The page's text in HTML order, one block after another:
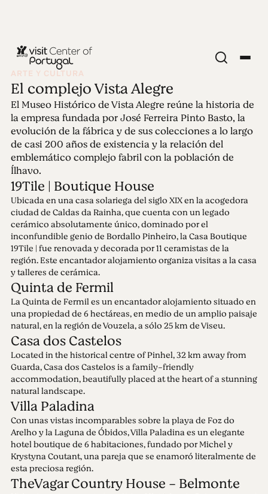
Edición 30 - El
complejo Vista
Alegre
27.09.2021 • 03.10.2021
ARTE Y CULTURA
El complejo Vista Alegre
El Museo Histórico de Vista Alegre reúne la historia de
la empresa fundada por José Ferreira Pinto Basto, la
evolución de la fábrica y de sus colecciones a lo largo
de casi 200 años de existencia y la relación del
emblemático complejo fabril con la población de
Ílhavo.
19Tile | Boutique House
Ubicada en una casa solariega del siglo XIX en la acogedora
ciudad de Caldas da Rainha, que cuenta con un legado
cerámico absolutamente único, dominado por el
inconfundible genio de Bordallo Pinheiro, la Casa Boutique
19Tile | fue renovada y decorada por 11 ceramistas de la
región. Este encantador alojamiento organiza visitas a la casa
y talleres de cerámica.
Quinta de Fermil
La Quinta de Fermil es un encantador alojamiento situado en
una propiedad de 6 hectáreas, en medio de un amplio paisaje
natural, en la región de Vouzela, a sólo 25 km de Viseu.
Casa dos Castelos
Located in the historical centre of Pinhel, 32 km away from
Guarda, Casa dos Castelos is a family-friendly
accommodation, beautifully placed at the heart of a stunning
natural landscape.
Villa Paladina
Con unas vistas incomparables sobre la playa de Foz do
Arelho y la Laguna de Óbidos, Villa Paladina es un elegante
hotel boutique de 6 habitaciones, fundado por Michel y
Krystyna Coutant, una pareja que se enamoró literalmente de
esta preciosa región.
TheVagar Country House - Belmonte